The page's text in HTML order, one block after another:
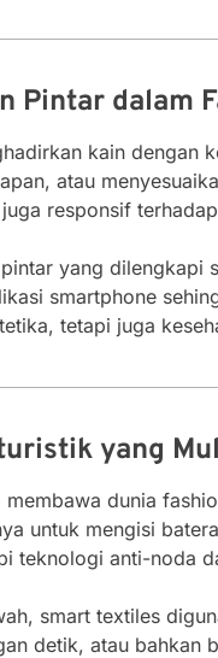
Pintar dalam
kain dengan
atau
responsif
yang dilengkapi
smartphone
tetapi juga
yang
dunia
untuk mengisi
teknologi anti-noda
smart textiles
detik, atau bahkan